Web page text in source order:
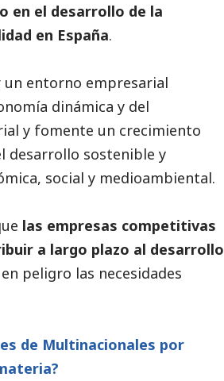
en el desarrollo de la
en España.
un entorno empresarial
dinámica y del
y fomente un crecimiento
desarrollo sostenible y
social y medioambiental.
las empresas competitivas
a largo plazo al desarrollo
peligro las necesidades
de Multinacionales por